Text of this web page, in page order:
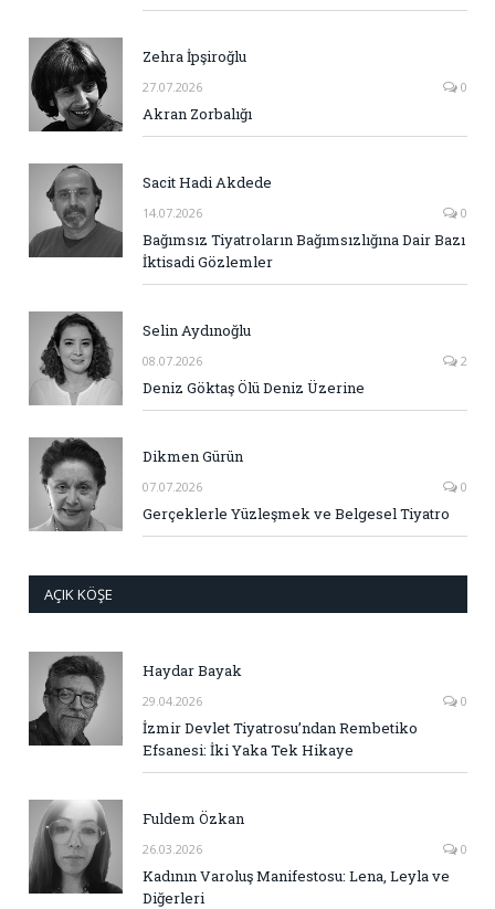
Zehra İpşiroğlu
27.07.2026 0
Akran Zorbalığı
Sacit Hadi Akdede
14.07.2026 0
Bağımsız Tiyatroların Bağımsızlığına Dair Bazı
İktisadi Gözlemler
Selin Aydınoğlu
08.07.2026 2
Deniz Göktaş Ölü Deniz Üzerine
Dikmen Gürün
07.07.2026 0
Gerçeklerle Yüzleşmek ve Belgesel Tiyatro
AÇIK KÖŞE
Haydar Bayak
29.04.2026 0
İzmir Devlet Tiyatrosu’ndan Rembetiko
Efsanesi: İki Yaka Tek Hikaye
Fuldem Özkan
26.03.2026 0
Kadının Varoluş Manifestosu: Lena, Leyla ve
Diğerleri